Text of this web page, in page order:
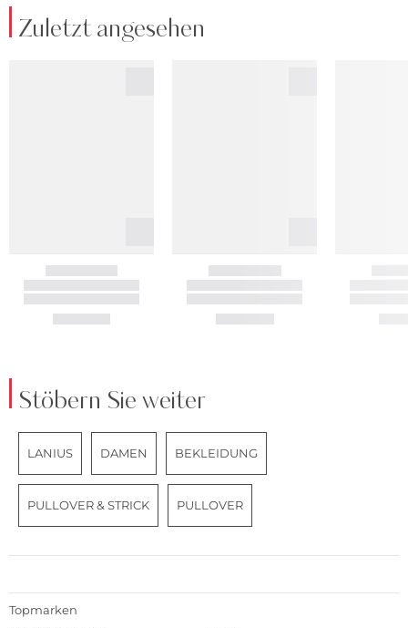
Zuletzt angesehen
Stöbern Sie weiter
LANIUS DAMEN BEKLEIDUNG
PULLOVER & STRICK PULLOVER
Topmarken